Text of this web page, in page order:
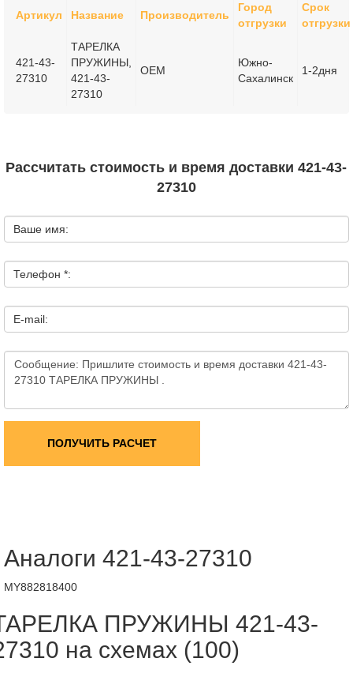
Артикул Название Производитель
Город
отгрузки
Срок
отгрузки
421-43-
27310
ТАРЕЛКА
ПРУЖИНЫ,
421-43-
27310
OEM
Южно-
Сахалинск
1-2дня
Рассчитать стоимость и время доставки 421-43-
27310
Ваше имя:
Телефон *:
E-mail:
ПОЛУЧИТЬ РАСЧЕТ
Аналоги 421-43-27310
MY882818400
ПРУЖИНЫ 421-43-
на схемах (100)